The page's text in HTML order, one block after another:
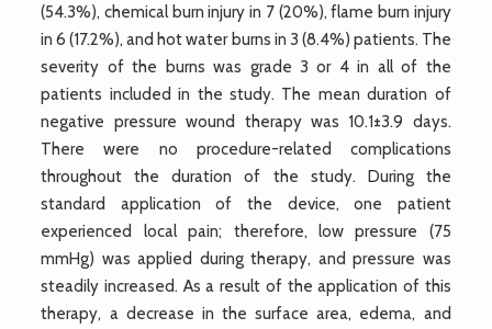
(54.3%), chemical burn injury in 7 (20%), flame burn injury
in 6 (17.2%), and hot water burns in 3 (8.4%) patients. The
severity of the burns was grade 3 or 4 in all of the
patients included in the study. The mean duration of
negative pressure wound therapy was 10.1±3.9 days.
There were no procedure-related complications
throughout the duration of the study. During the
standard application of the device, one patient
experienced local pain; therefore, low pressure (75
mmHg) was applied during therapy, and pressure was
steadily increased. As a result of the application of this
therapy, a decrease in the surface area, edema, and